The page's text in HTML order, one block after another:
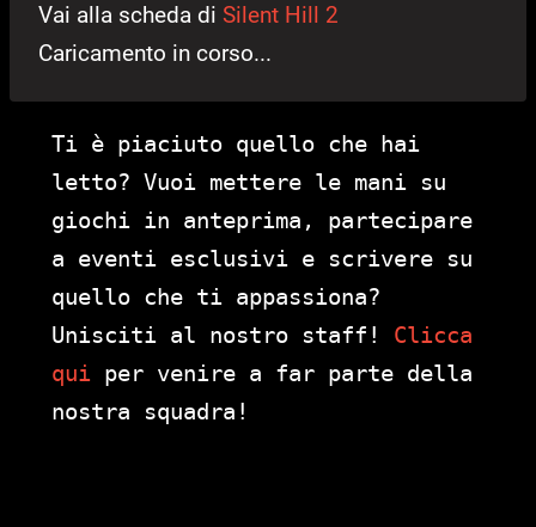
Vai alla scheda di Silent Hill 2
Caricamento in corso...
Ti è piaciuto quello che hai
letto? Vuoi mettere le mani su
giochi in anteprima, partecipare
a eventi esclusivi e scrivere su
quello che ti appassiona?
Unisciti al nostro staff! Clicca
qui per venire a far parte della
nostra squadra!